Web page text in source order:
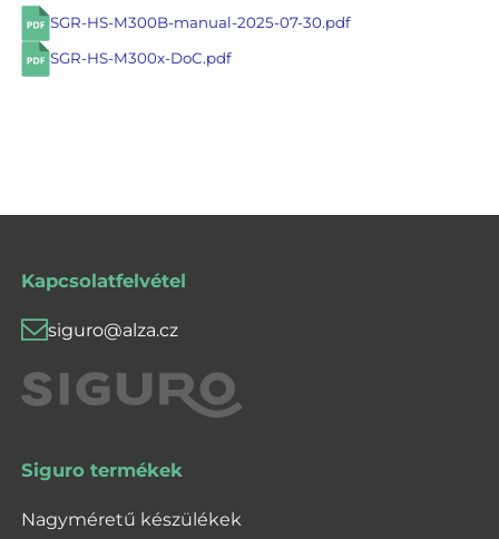
SGR-HS-M300B-manual-2025-07-30.pdf
SGR-HS-M300x-DoC.pdf
Kapcsolatfelvétel
siguro@alza.cz
Siguro termékek
Nagyméretű készülékek